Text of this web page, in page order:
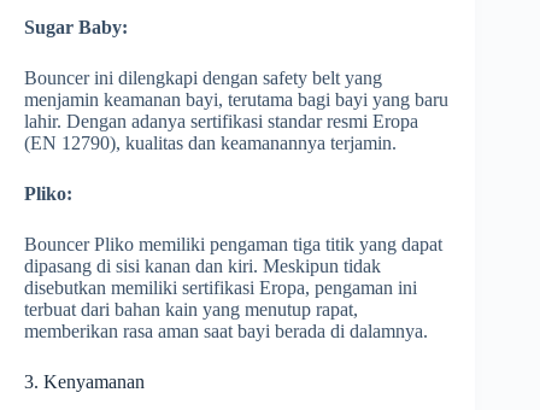
Sugar Baby:
Bouncer ini dilengkapi dengan safety belt yang
menjamin keamanan bayi, terutama bagi bayi yang baru
lahir. Dengan adanya sertifikasi standar resmi Eropa
(EN 12790), kualitas dan keamanannya terjamin.
Pliko:
Bouncer Pliko memiliki pengaman tiga titik yang dapat
dipasang di sisi kanan dan kiri. Meskipun tidak
disebutkan memiliki sertifikasi Eropa, pengaman ini
terbuat dari bahan kain yang menutup rapat,
memberikan rasa aman saat bayi berada di dalamnya.
3. Kenyamanan